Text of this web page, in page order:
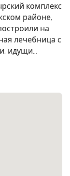
комплекс
районе,
на
лечебница с
идущи...